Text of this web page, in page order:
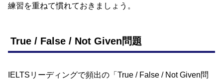
練習を重ねて慣れておきましょう。
True / False / Not Given問題
IELTSリーディングで頻出の「True / False / Not Given問